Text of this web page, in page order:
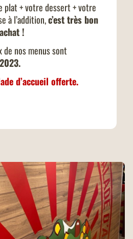
plat + votre dessert + votre
à l’addition,c’est très bon
!
de nos menus sont
d’accueil offerte.